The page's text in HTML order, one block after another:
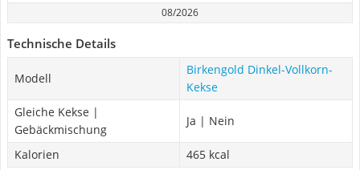
08/2026
Technische Details
Modell
Birkengold Dinkel-Vollkorn-
Kekse
Gleiche Kekse |
Gebäckmischung
Ja | Nein
Kalorien 465 kcal